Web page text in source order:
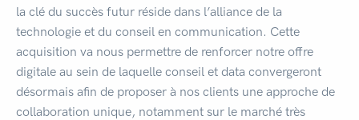
la clé du succès futur réside dans l’alliance de la
technologie et du conseil en communication. Cette
acquisition va nous permettre de renforcer notre offre
digitale au sein de laquelle conseil et data convergeront
désormais afin de proposer à nos clients une approche de
collaboration unique, notamment sur le marché très